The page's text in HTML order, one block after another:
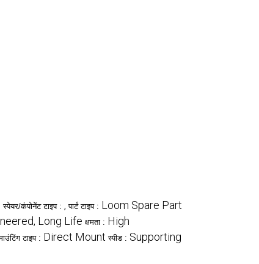
स्पेयर/कंपोनेंट टाइप : , पार्ट टाइप : Loom Spare Part
Long Life क्षमता : High
टाइप : Direct Mount स्पीड : Supporting